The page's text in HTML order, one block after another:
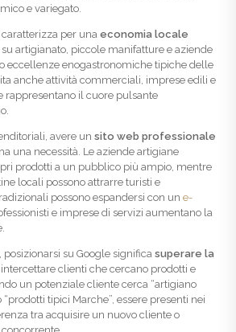
e variegato.
per una economia locale
artigianato, piccole manifatture e aziende
eccellenze enogastronomiche tipiche delle
anche attività commerciali, imprese edili e
rappresentano il cuore pulsante
avere un sito web professionale
una necessità. Le aziende artigiane
prodotti a un pubblico più ampio, mentre
locali possono attrarre turisti e
possono espandersi con un e-
e imprese di servizi aumentano la
su Google significa superare la
clienti che cercano prodotti e
un potenziale cliente cerca “artigiano
“prodotti tipici Marche”, essere presenti nei
tra acquisire un nuovo cliente o